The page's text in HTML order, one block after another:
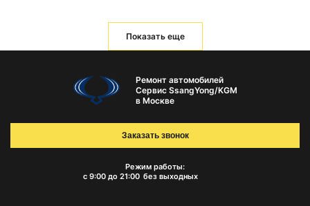
Показать еще
Ремонт автомобилей
Сервис SsangYong/KGM
в Москве
Режим работы:
с 9:00 до 21:00 без выходных
Заказать звонок